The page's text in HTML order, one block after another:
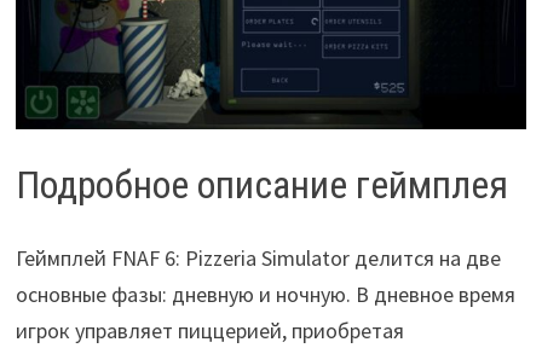
Подробное описание геймплея
Геймплей FNAF 6: Pizzeria Simulator делится на две
основные фазы: дневную и ночную. В дневное время
игрок управляет пиццерией, приобретая